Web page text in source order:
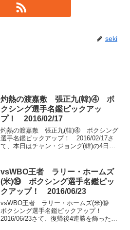
seki
灼熱の渡嘉敷 張正九(韓)④ ボ
クシング選手名鑑ピックアッ
プ！ 2016/02/17
灼熱の渡嘉敷 張正九(韓)④ ボクシング
選手名鑑ピックアップ！ 2016/02/17さ
て、本日はチャン・ジョング(韓)の4日
の防衛を飾ったところ。4度目の防...
vsWBO王者 ラリー・ホームズ
(米)⑲ ボクシング選手名鑑ピッ
クアップ！ 2016/06/23
vsWBO王者 ラリー・ホームズ(米)⑲
ボクシング選手名鑑ピックアップ！
2016/06/23さて、復帰後4連勝を飾った大